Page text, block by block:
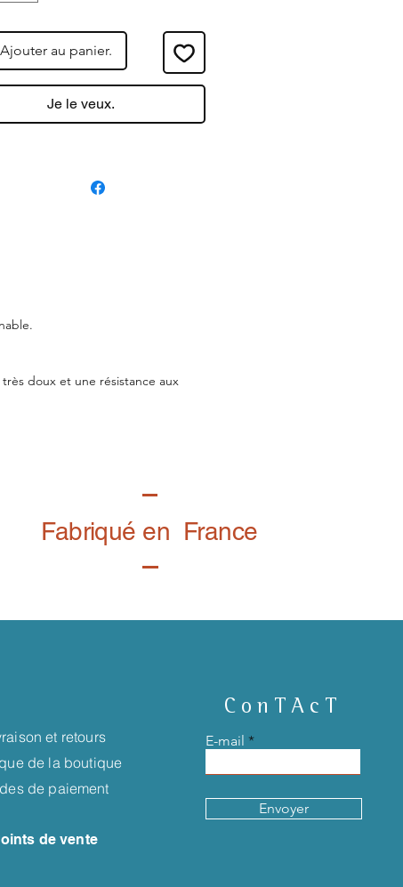
Ajouter au panier.
Je le veux.
doux et une résistance aux
Fabriqué en France
et retours
de la boutique
de paiement
de vente
ConTAcT
E-mail
Envoyer